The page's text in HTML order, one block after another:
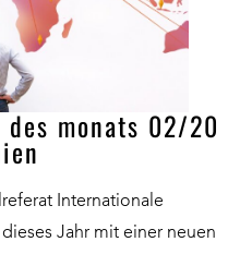
monats 02/20
Internationale
Jahr mit einer neuen